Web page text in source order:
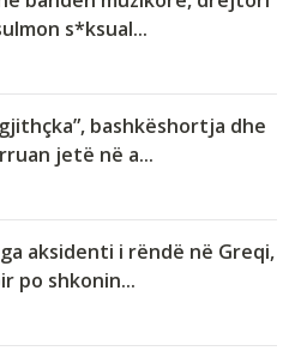
s*ksual...
bashkëshortja dhe
jetë në a...
aksidenti i rëndë në Greqi,
po shkonin...